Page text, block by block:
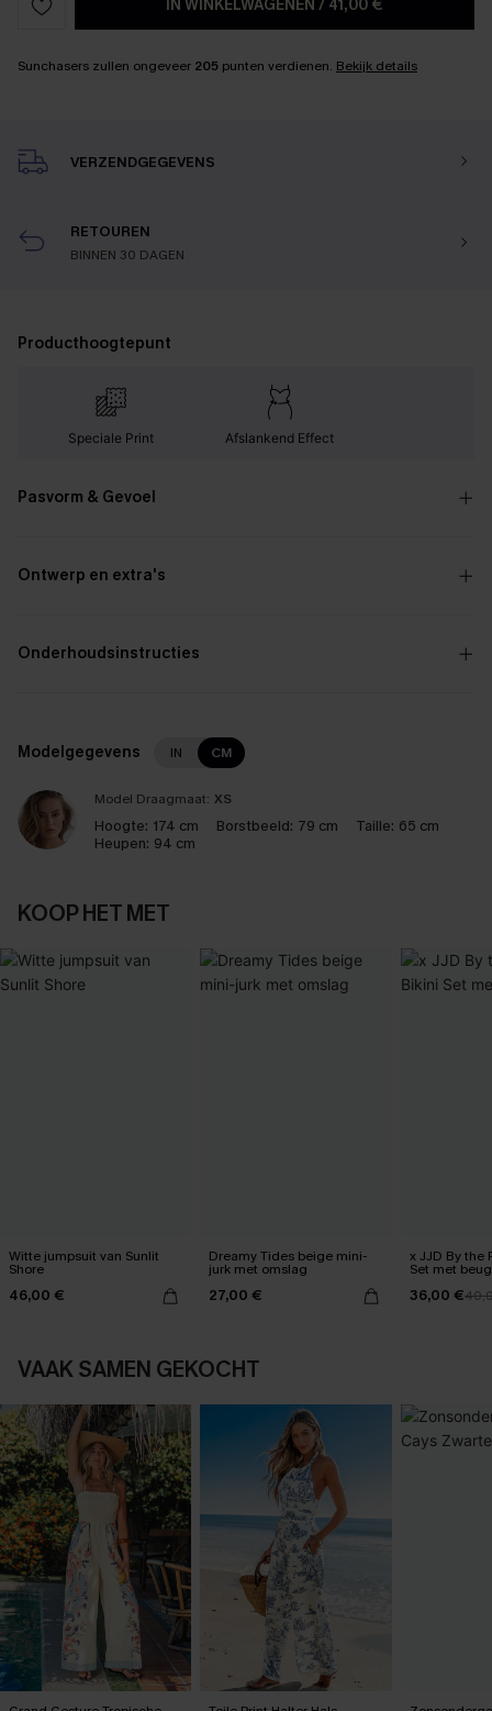
IN WINKELWAGENEN / 41,00 €
Sunchasers zullen ongeveer 205 punten verdienen. Bekijk details
VERZENDGEGEVENS
RETOUREN
BINNEN 30 DAGEN
Producthoogtepunt
Speciale Print Afslankend Effect
Pasvorm & Gevoel
Ontwerp en extra's
Onderhoudsinstructies
Modelgegevens IN CM
Model Draagmaat: XS
Hoogte: 174 cm Borstbeeld: 79 cm Taille: 65 cm
Heupen: 94 cm
KOOP HET MET
Witte jumpsuit van Sunlit
Shore
46,00 €
Dreamy Tides beige mini-
jurk met omslag
27,00 €
x JJD By the
Set met
36,00 €
VAAK SAMEN GEKOCHT